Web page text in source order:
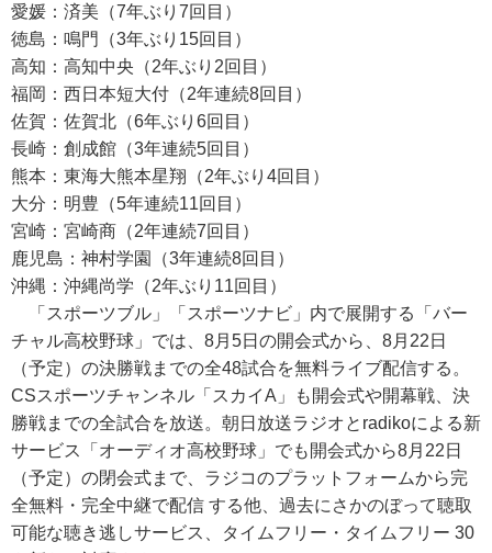
愛媛：済美（7年ぶり7回目）
徳島：鳴門（3年ぶり15回目）
高知：高知中央（2年ぶり2回目）
福岡：西日本短大付（2年連続8回目）
佐賀：佐賀北（6年ぶり6回目）
長崎：創成館（3年連続5回目）
熊本：東海大熊本星翔（2年ぶり4回目）
大分：明豊（5年連続11回目）
宮崎：宮崎商（2年連続7回目）
鹿児島：神村学園（3年連続8回目）
沖縄：沖縄尚学（2年ぶり11回目）
「スポーツブル」「スポーツナビ」内で展開する「バー
チャル高校野球」では、8月5日の開会式から、8月22日
（予定）の決勝戦までの全48試合を無料ライブ配信する。
CSスポーツチャンネル「スカイA」も開会式や開幕戦、決
勝戦までの全試合を放送。朝日放送ラジオとradikoによる新
サービス「オーディオ高校野球」でも開会式から8月22日
（予定）の閉会式まで、ラジコのプラットフォームから完
全無料・完全中継で配信 する他、過去にさかのぼって聴取
可能な聴き逃しサービス、タイムフリー・タイムフリー 30